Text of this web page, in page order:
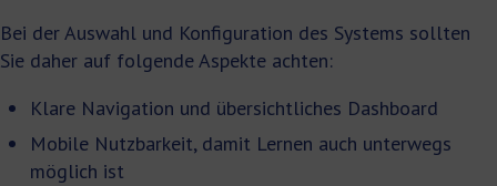
Bei der Auswahl und Konfiguration des Systems sollten
Sie daher auf folgende Aspekte achten:
Klare Navigation und übersichtliches Dashboard
Mobile Nutzbarkeit, damit Lernen auch unterwegs
möglich ist